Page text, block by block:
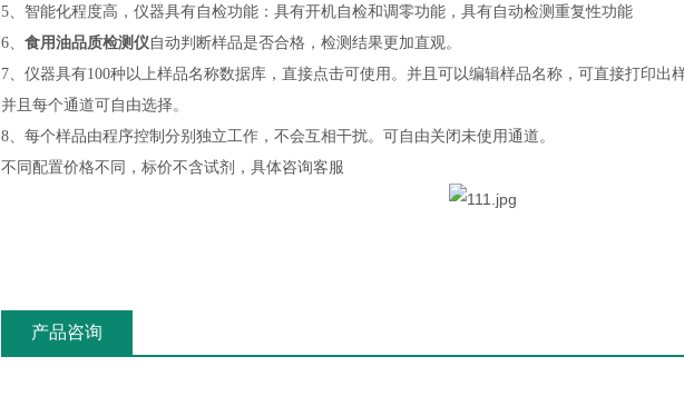
5、智能化程度高，仪器具有自检功能：具有开机自检和调零功能，具有自动检测重复性功能
6、 食用油品质检测仪自动判断样品是否合格，检测结果更加直观。
7、仪器具有100种以上样品名称数据库，直接点击可使用。并且可以编辑样品名称，可直接打印出
并且每个通道可自由选择。
8、每个样品由程序控制分别独立工作，不会互相干扰。可自由关闭未使用通道。
不同配置价格不同，标价不含试剂，具体咨询客服
产品咨询